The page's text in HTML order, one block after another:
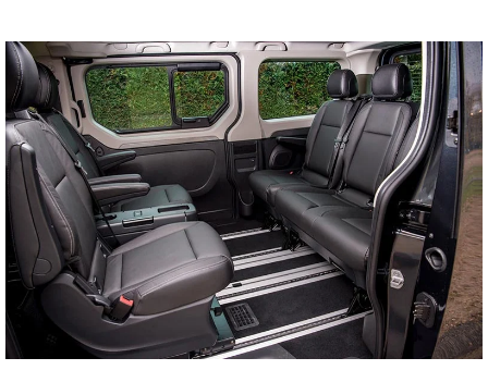
Koszalina Bydgoszczy
Kołobrzegu Piły
Chojnic Tucholi
Więcborka Nakła nad
Notecią Białogardu
Gryfic Sępólna
Krajeńskiego
Człuchowa Szczecinka
Barwic Świdnicy
Trzcianki Złotowa
Czarnkowa Chodzieży
Wałcza z pod adresu